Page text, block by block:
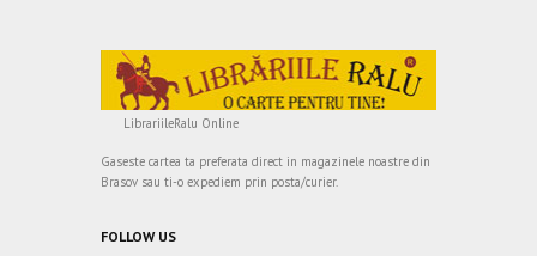
LibrariileRalu Online
Gaseste cartea ta preferata direct in magazinele noastre din
Brasov sau ti-o expediem prin posta/curier.
FOLLOW US